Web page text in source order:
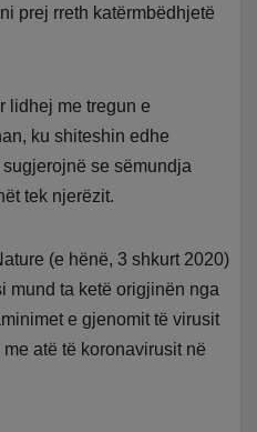
prej rreth katërmbëdhjetë
lidhej me tregun e
ku shiteshin edhe
se sëmundja
tek njerëzit.
(e hënë, 3 shkurt 2020)
mund ta ketë origjinën nga
e gjenomit të virusit
atë të koronavirusit në